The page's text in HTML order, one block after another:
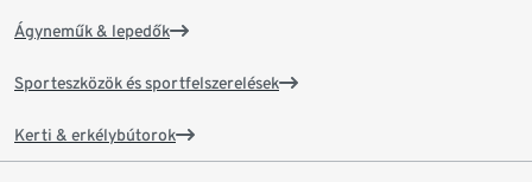
Ágyneműk & lepedők
Sporteszközök és sportfelszerelések
Kerti & erkélybútorok